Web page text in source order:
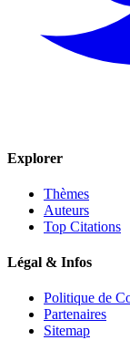
Explorer
Thèmes
Auteurs
Top Citations
Légal & Infos
Politique de
Partenaires
Sitemap